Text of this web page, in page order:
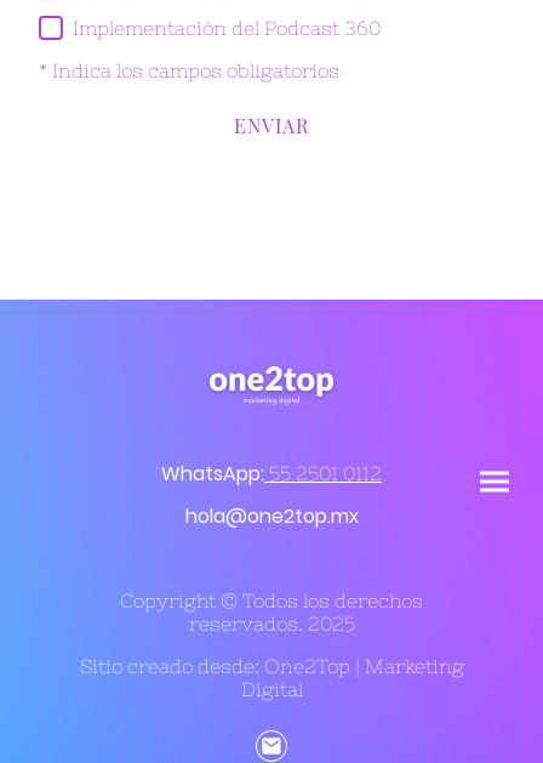
Implementación del Podcast 360
* Indica los campos obligatorios
ENVIAR
WhatsApp: 55 2501 0112
hola@one2top.mx
Copyright © Todos los derechos
reservados. 2025
Sitio creado desde: One2Top | Marketing
Digital